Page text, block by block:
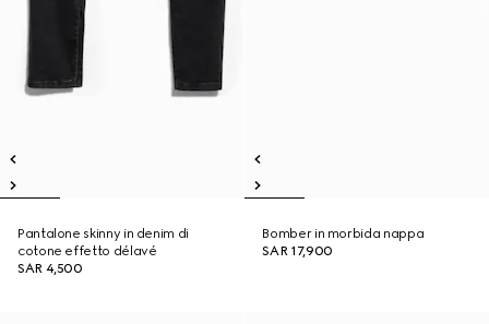
Pantalone skinny in denim di
cotone effetto délavé
SAR 4,500
Bomber in morbida nappa
SAR 17,900